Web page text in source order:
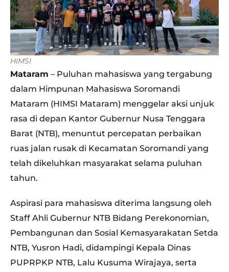
HIMSI
Mataram – Puluhan mahasiswa yang tergabung
dalam Himpunan Mahasiswa Soromandi
Mataram (HIMSI Mataram) menggelar aksi unjuk
rasa di depan Kantor Gubernur Nusa Tenggara
Barat (NTB), menuntut percepatan perbaikan
ruas jalan rusak di Kecamatan Soromandi yang
telah dikeluhkan masyarakat selama puluhan
tahun.
Aspirasi para mahasiswa diterima langsung oleh
Staff Ahli Gubernur NTB Bidang Perekonomian,
Pembangunan dan Sosial Kemasyarakatan Setda
NTB, Yusron Hadi, didampingi Kepala Dinas
PUPRPKP NTB, Lalu Kusuma Wirajaya, serta